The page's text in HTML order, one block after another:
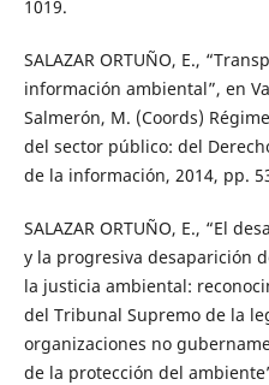
1019.
SALAZAR ORTUÑO, E.,
información ambiental”, en
Salmerón, M. (Coords)
del sector público: del
de la información, 2014, pp.
SALAZAR ORTUÑO, E., “El
y la progresiva desaparición
la justicia ambiental:
del Tribunal Supremo de la
organizaciones no
de la protección del